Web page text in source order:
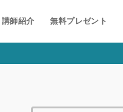
講師紹介 無料プレゼント